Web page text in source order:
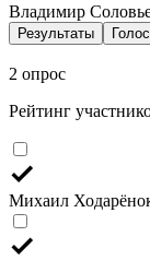
Владимир
Результаты
2 опрос
Рейтинг
Михаил